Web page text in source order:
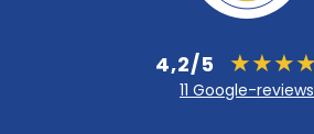
4,2/5
11 Google-reviews